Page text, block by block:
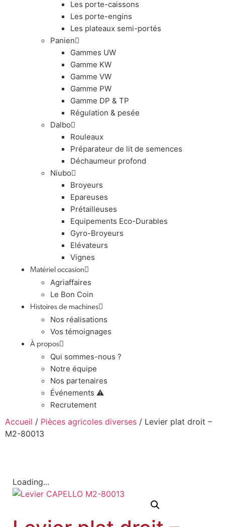
Les porte-caissons
Les porte-engins
Les plateaux semi-portés
Panien
Gammes UW
Gamme KW
Gamme VW
Gamme PW
Gamme DP & TP
Régulation & pesée
Dalbo
Rouleaux
Préparateur de lit de semences
Déchaumeur profond
Niubo
Broyeurs
Epareuses
Prétailleuses
Equipements Eco-Durables
Gyro-Broyeurs
Elévateurs
Vignes
Matériel occasion
Agriaffaires
Le Bon Coin
Histoires de machines
Nos réalisations
Vos témoignages
À propos
Qui sommes-nous ?
Notre équipe
Nos partenaires
Événements ⚠️
Recrutement
Accueil / Pièces agricoles diverses / Levier plat droit –
M2-80013
Loading...